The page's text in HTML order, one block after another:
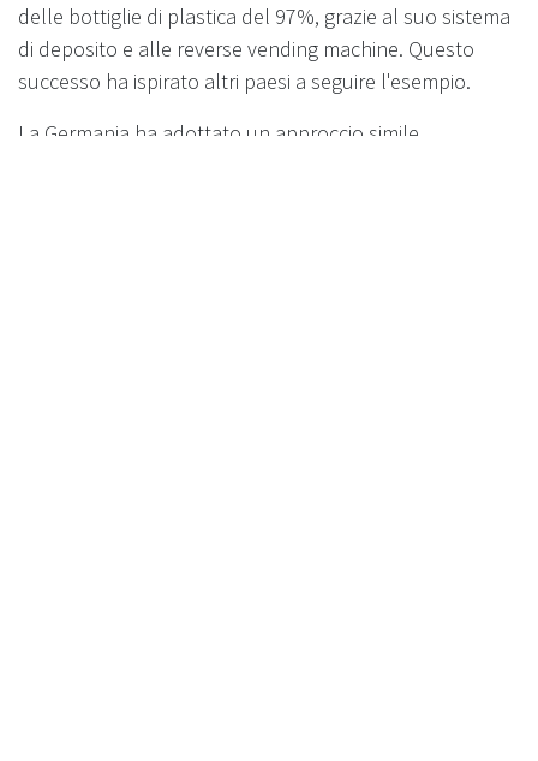
delle bottiglie di plastica del 97%, grazie al suo sistema
di deposito e alle reverse vending machine. Questo
successo ha ispirato altri paesi a seguire l'esempio.
La Germania ha adottato un approccio simile,